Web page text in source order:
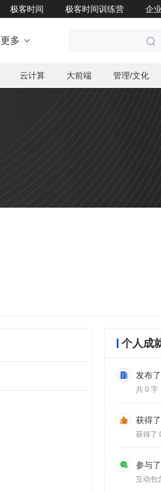
极客时间 极客时间训练营 企
更多  
云计算 大前端 管理/文化
个人成
发布了
共 0 字
获得了
获得了
参与了
互动包